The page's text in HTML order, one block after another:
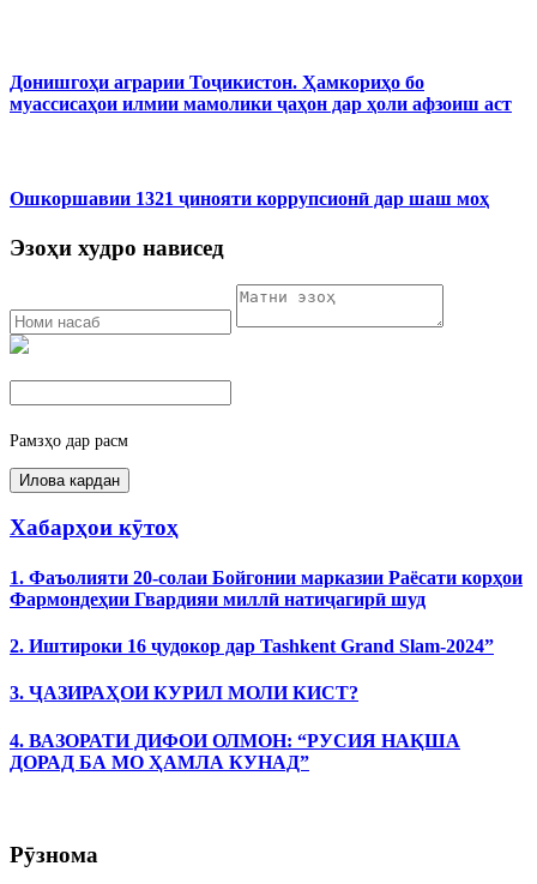
Донишгоҳи аграрии Тоҷикистон. Ҳамкориҳо бо
муассисаҳои илмии мамолики ҷаҳон дар ҳоли афзоиш аст
Ошкоршавии 1321 ҷинояти коррупсионӣ дар шаш моҳ
Эзоҳи худро нависед
Рамзҳо дар расм
Хабарҳои кӯтоҳ
1. Фаъолияти 20-солаи Бойгонии марказии Раёсати корҳои
Фармондеҳии Гвардияи миллӣ натиҷагирӣ шуд
2. Иштироки 16 ҷудокор дар Tashkent Grand Slam-2024”
3. ҶАЗИРАҲОИ КУРИЛ МОЛИ КИСТ?
4. ВАЗОРАТИ ДИФОИ ОЛМОН: “РУСИЯ НАҚША
ДОРАД БА МО ҲАМЛА КУНАД”
Рӯзнома